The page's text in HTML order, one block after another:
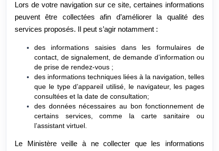
Lors de votre navigation sur ce site, certaines informations
peuvent être collectées afin d’améliorer la qualité des
services proposés. Il peut s’agir notamment :
des informations saisies dans les formulaires de
contact, de signalement, de demande d’information ou
de prise de rendez-vous ;
des informations techniques liées à la navigation, telles
que le type d’appareil utilisé, le navigateur, les pages
consultées et la date de consultation;
des données nécessaires au bon fonctionnement de
certains services, comme la carte sanitaire ou
l’assistant virtuel.
Le Ministère veille à ne collecter que les informations